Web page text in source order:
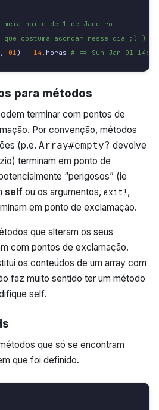
meia noite de 1 de Janeiro
que costuma acordar nesse dia ;) )
, 01 ) + 14 . horas # => Sun Jan 01
para métodos
terminar com pontos de
Por convenção, métodos
(p.e. Array#empty? devolve
terminam em ponto de
“perigosos” (ie
self ou os argumentos, exit! ,
em ponto de exclamação.
que alteram os seus
com pontos de exclamação.
os conteúdos de um array com
faz muito sentido ter um método
self.
que só se encontram
que foi definido.